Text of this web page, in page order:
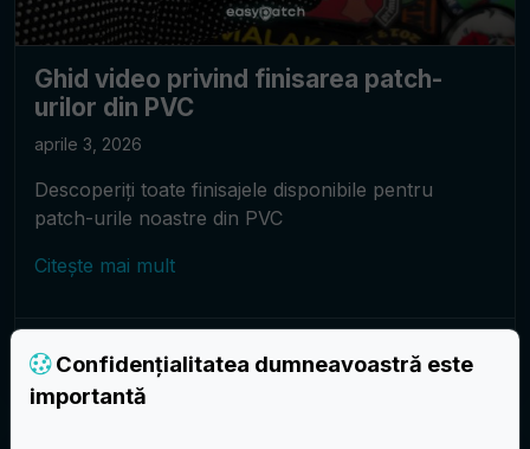
Ghid video privind finisarea patch-
urilor din PVC
aprile 3, 2026
Descoperiți toate finisajele disponibile pentru
patch-urile noastre din PVC
Citește mai mult
Patch-uri
Confidențialitatea dumneavoastră este
importantă